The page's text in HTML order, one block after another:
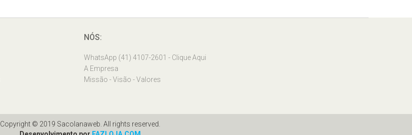
NÓS:
WhatsApp (41) 4107-2601 - Clique Aqui
A Empresa
Missão - Visão - Valores
Copyright © 2019 Sacolanaweb. All rights reserved.